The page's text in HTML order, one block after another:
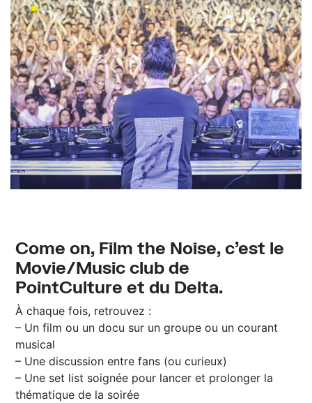
Come on, Film the Noise, c’est le
Movie/Music club de
PointCulture et du Delta.
À chaque fois, retrouvez :
– Un film ou un docu sur un groupe ou un courant
musical
– Une discussion entre fans (ou curieux)
– Une set list soignée pour lancer et prolonger la
thématique de la soirée